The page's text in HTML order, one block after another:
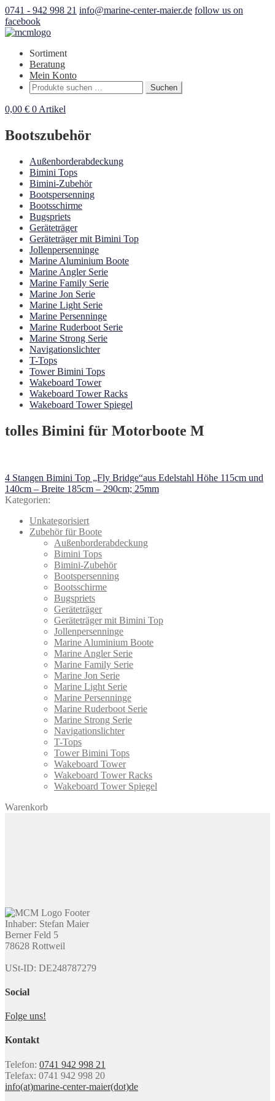
0741 - 942 998 21 info@marine-center-maier.de follow us on
facebook
Sortiment
Beratung
Mein Konto
Suchen
nach:
Suchen
0,00 € 0 Artikel
Bootszubehör
Außenborderabdeckung
Bimini Tops
Bimini-Zubehör
Bootspersenning
Bootsschirme
Bugspriets
Geräteträger
Geräteträger mit Bimini Top
Jollenpersenninge
Marine Aluminium Boote
Marine Angler Serie
Marine Family Serie
Marine Jon Serie
Marine Light Serie
Marine Persenninge
Marine Ruderboot Serie
Marine Strong Serie
Navigationslichter
T-Tops
Tower Bimini Tops
Wakeboard Tower
Wakeboard Tower Racks
Wakeboard Tower Spiegel
tolles Bimini für Motorboote M
Beitragsnavigation
Vorheriger
Beitrag:
4 Stangen Bimini Top „Fly Bridge“aus Edelstahl Höhe 115cm und
140cm – Breite 185cm – 290cm; 25mm
Kategorien:
Unkategorisiert
Zubehör für Boote
Außenborderabdeckung
Bimini Tops
Bimini-Zubehör
Bootspersenning
Bootsschirme
Bugspriets
Geräteträger
Geräteträger mit Bimini Top
Jollenpersenninge
Marine Aluminium Boote
Marine Angler Serie
Marine Family Serie
Marine Jon Serie
Marine Light Serie
Marine Persenninge
Marine Ruderboot Serie
Marine Strong Serie
Navigationslichter
T-Tops
Tower Bimini Tops
Wakeboard Tower
Wakeboard Tower Racks
Wakeboard Tower Spiegel
Warenkorb
Inhaber: Stefan Maier
Berner Feld 5
78628 Rottweil
USt-ID: DE248787279
Social
Folge uns!
Kontakt
Telefon: 0741 942 998 21
Telefax: 0741 942 998 20
info(at)marine-center-maier(dot)de